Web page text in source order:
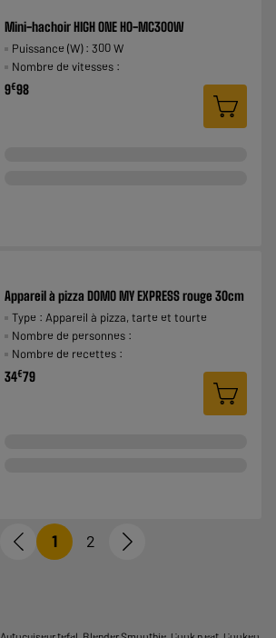
Mini-hachoir HIGH ONE HO-MC300W
Puissance (W) : 300 W
Nombre de vitesses :
9€98
Appareil à pizza DOMO MY EXPRESS rouge 30cm
Type : Appareil à pizza, tarte et tourte
Nombre de personnes :
Nombre de recettes :
34€79
1 2